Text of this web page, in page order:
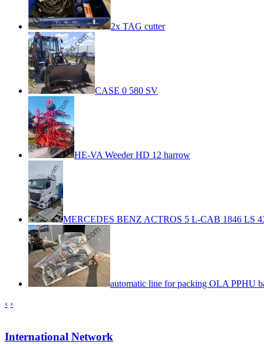
2x TAG cutter
CASE 0 580 SV
HE-VA Weeder HD 12 harrow
MERCEDES BENZ ACTROS 5 L-CAB 1846 LS
automatic line for packing OLA PPHU
‹ ›
International Network